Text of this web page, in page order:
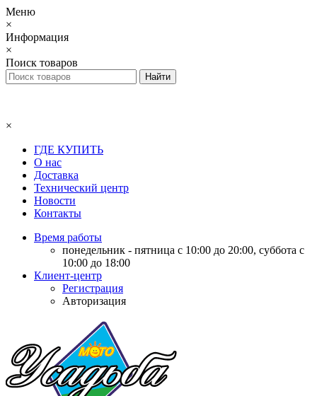
Меню
×
Информация
×
Поиск товаров
×
ГДЕ КУПИТЬ
О нас
Доставка
Технический центр
Новости
Контакты
Время работы
понедельник - пятница с 10:00 до 20:00, суббота с
10:00 до 18:00
Клиент-центр
Регистрация
Авторизация